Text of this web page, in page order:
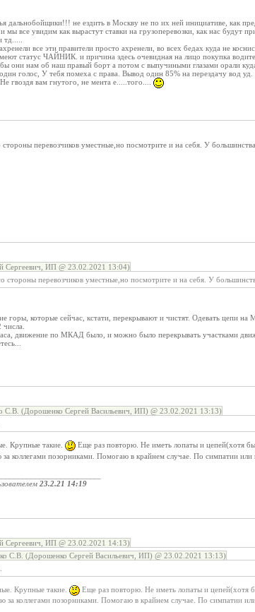
дальнобойщики!!! не ездить в Москву не по их ней инициативе, как
мы все увидим как вырастут ставки на грузоперевозки, как нас будут
тд.....
все эти правители просто ахренели, во всех бедах куда не
статус ЧАЙНИК. и причина здесь очевидная на лицо покупка
они нам об наш правый борт а потом с выпучиными глазами орали
голос, У тебя помеха с права. Вывод один 85% на перездачу вод
гвоздя вам гнутого, не мента е.....того....
перевозчиков уместные,но посмотрите и на себя. У
Сергеевич, ИП @ 23.02.2021 13:04)
стороны перевозчиков уместные,но посмотрите и на себя. У
горы, которые сейчас, кстати, перекрывают и чистят. Одевать
движение по МКАД было, и можно было перекрывать участками
(Дорошенко Сергей Васильевич, ИП) @ 23.02.2021 13:13)
Крупные такие.
Еще раз повторю. Не иметь лопаты и цепей(хотя
коллегами позорниками. Помогаю в крайнем случае. По симпатии
23.2.21 14:19
Сергеевич, ИП @ 23.02.2021 14:13)
С.В. (Дорошенко Сергей Васильевич, ИП) @ 23.02.2021 13:13)
Крупные такие.
Еще раз повторю. Не иметь лопаты и цепей(хотя
за коллегами позорниками. Помогаю в крайнем случае. По симпатии